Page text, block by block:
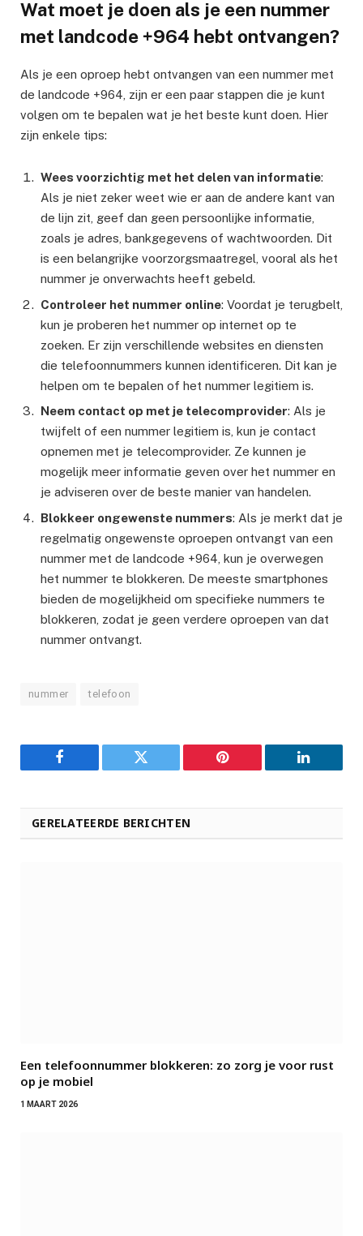
Wat moet je doen als je een nummer
met landcode +964 hebt ontvangen?
Als je een oproep hebt ontvangen van een nummer met
de landcode +964, zijn er een paar stappen die je kunt
volgen om te bepalen wat je het beste kunt doen. Hier
zijn enkele tips:
Wees voorzichtig met het delen van informatie:
Als je niet zeker weet wie er aan de andere kant van
de lijn zit, geef dan geen persoonlijke informatie,
zoals je adres, bankgegevens of wachtwoorden. Dit
is een belangrijke voorzorgsmaatregel, vooral als het
nummer je onverwachts heeft gebeld.
Controleer het nummer online: Voordat je terugbelt,
kun je proberen het nummer op internet op te
zoeken. Er zijn verschillende websites en diensten
die telefoonnummers kunnen identificeren. Dit kan je
helpen om te bepalen of het nummer legitiem is.
Neem contact op met je telecomprovider: Als je
twijfelt of een nummer legitiem is, kun je contact
opnemen met je telecomprovider. Ze kunnen je
mogelijk meer informatie geven over het nummer en
je adviseren over de beste manier van handelen.
Blokkeer ongewenste nummers: Als je merkt dat je
regelmatig ongewenste oproepen ontvangt van een
nummer met de landcode +964, kun je overwegen
het nummer te blokkeren. De meeste smartphones
bieden de mogelijkheid om specifieke nummers te
blokkeren, zodat je geen verdere oproepen van dat
nummer ontvangt.
nummer telefoon
Facebook Twitter Pinterest LinkedIn
GERELATEERDE BERICHTEN
Een telefoonnummer blokkeren: zo zorg je voor rust
op je mobiel
1 MAART 2026